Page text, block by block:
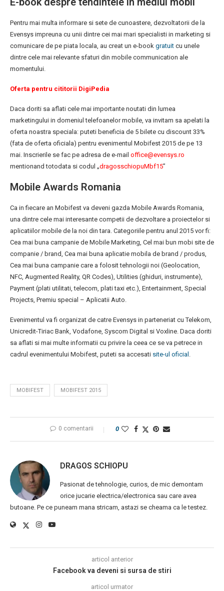
Pentru mai multa informare si sete de cunoastere, dezvoltatorii de la
Evensys impreuna cu unii dintre cei mai mari specialisti in marketing si
comunicare de pe piata locala, au creat un e-book gratuit cu unele
dintre cele mai relevante sfaturi din mobile communication ale
momentului.
Oferta pentru cititorii DigiPedia
Daca doriti sa aflati cele mai importante noutati din lumea
marketingului in domeniul telefoanelor mobile, va invitam sa apelati la
oferta noastra speciala: puteti beneficia de 5 bilete cu discount 33%
(fata de oferta oficiala) pentru evenimentul Mobifest 2015 de pe 13
mai. Inscrierile se fac pe adresa de e-mail office@evensys.ro
mentionand totodata si codul „dragosschiopuMbf15”
Mobile Awards Romania
Ca in fiecare an Mobifest va deveni gazda Mobile Awards Romania,
una dintre cele mai interesante competii de dezvoltare a proiectelor si
aplicatiilor mobile de la noi din tara. Categoriile pentru anul 2015 vor fi:
Cea mai buna campanie de Mobile Marketing, Cel mai bun mobi site de
companie / brand, Cea mai buna aplicatie mobila de brand / produs,
Cea mai buna campanie care a folosit tehnologii noi (Geolocation,
NFC, Augmented Reality, QR Codes), Utilities (ghiduri, instrumente),
Payment (plati utilitati, telecom, plati taxi etc.), Entertainment, Special
Projects, Premiu special – Aplicatii Auto.
Evenimentul va fi organizat de catre Evensys in parteneriat cu Telekom,
Unicredit-Tiriac Bank, Vodafone, Syscom Digital si Voxline. Daca doriti
sa aflati si mai multe informatii cu privire la ceea ce se va petrece in
cadrul evenimentului Mobifest, puteti sa accesati site-ul oficial
MOBIFEST MOBIFEST 2015
0 comentarii 0
DRAGOS SCHIOPU
Pasionat de tehnologie, curios, de mic demontam
orice jucarie electrica/electronica sau care avea
butoane. Pe ce puneam mana stricam, astazi se cheama ca le testez.
articol anterior
Facebook va deveni si sursa de stiri
articol urmator